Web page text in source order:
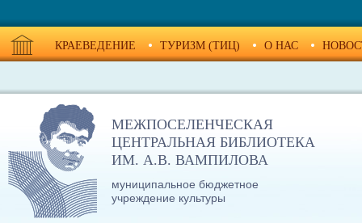
КРАЕВЕДЕНИЕ ТУРИЗМ (ТИЦ) О НАС
МЕЖПОСЕЛЕНЧЕСКАЯ
ЦЕНТРАЛЬНАЯ БИБЛИОТЕКА
ИМ. А.В. ВАМПИЛОВА
муниципальное бюджетное
учреждение культуры